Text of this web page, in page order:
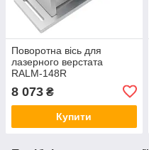
Поворотна вісь для
лазерного верстата
RALM-148R
8 073 ₴
Купити